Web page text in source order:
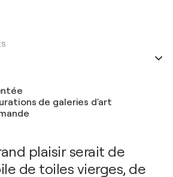
de galeries d'art
plaisir serait de
de toiles vierges, de